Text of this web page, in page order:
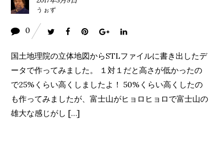
うぉず
0
国土地理院の立体地図からSTLファイルに書き出したデ
ータで作ってみました。 １対１だと高さが低かったの
で25%くらい高くしましたよ！ 50%くらい高くしたの
も作ってみましたが、富士山がヒョロヒョロで富士山の
雄大な感じがし […]